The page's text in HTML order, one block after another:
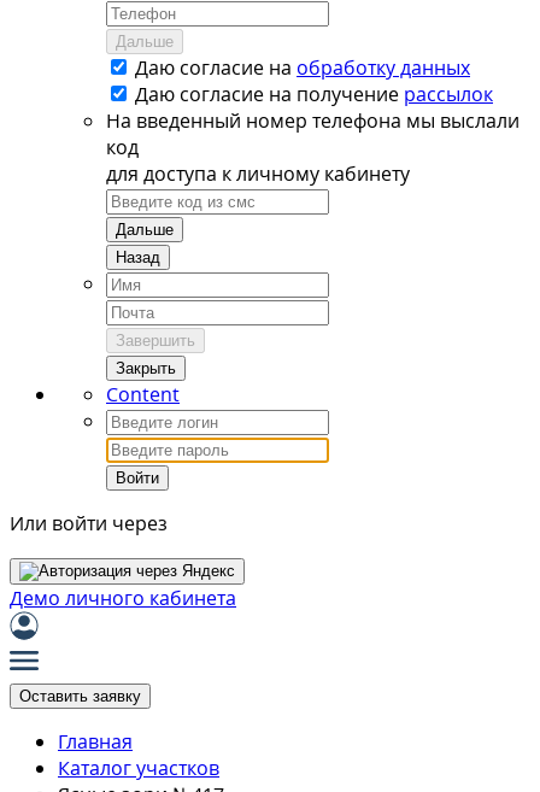
Дальше
Даю согласие на обработку данных
Даю согласие на получение рассылок
На введенный номер телефона мы выслали
код
для доступа к личному кабинету
Дальше
Назад
Завершить
Закрыть
Content
Войти
Или войти через
Демо личного кабинета
Оставить заявку
Главная
Каталог участков